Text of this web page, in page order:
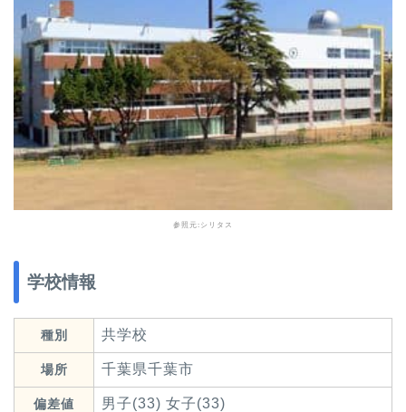
参照元: シリタス
学校情報
種別 共学校
場所 千葉県千葉市
偏差値 男子(33) 女子(33)